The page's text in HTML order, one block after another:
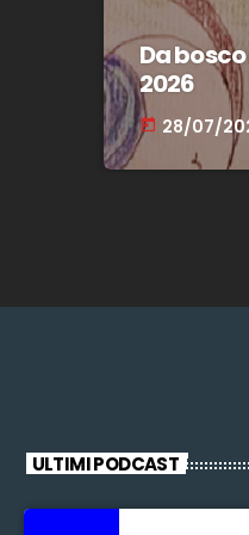
Da
2026
today 28/07/
ULTIMI PODCAST